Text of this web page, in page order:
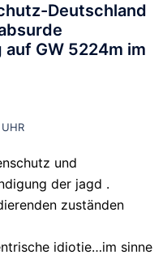
Deutschland
GW 5224m im
und
der jagd .
zuständen
idiotie…im sinne